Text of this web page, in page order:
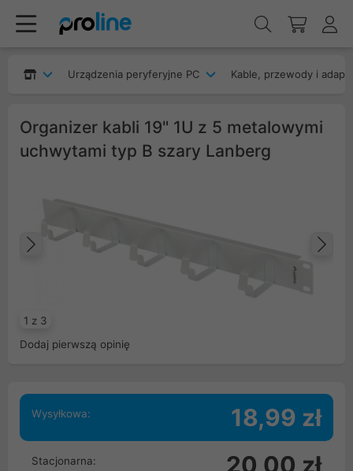
Urządzenia peryferyjne PC Kable, przewody i
Organizer kabli 19" 1U z 5 metalowymi
uchwytami typ B szary Lanberg
1 z 3
Poprzedni
Dodaj pierwszą opinię
Wysyłkowa: 18,99 zł
Stacjonarna: 20,00 zł